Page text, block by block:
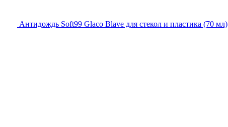
Антидождь Soft99 Glaco Blave для стекол и пластика (70 мл)